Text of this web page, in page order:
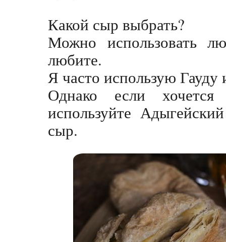
Какой сыр выбрать?
Можно использовать
любите.
Я часто использую Гауду
Однако если
используйте
сыр.